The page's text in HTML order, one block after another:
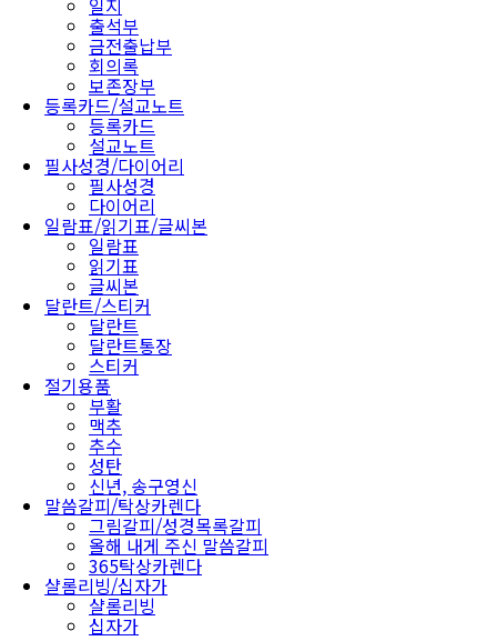
일지
출석부
금전출납부
회의록
보존장부
등록카드/설교노트
등록카드
설교노트
필사성경/다이어리
필사성경
다이어리
일람표/읽기표/글씨본
일람표
읽기표
글씨본
달란트/스티커
달란트
달란트통장
스티커
절기용품
부활
맥추
추수
성탄
신년, 송구영신
말씀갈피/탁상카렌다
그림갈피/성경목록갈피
올해 내게 주신 말씀갈피
365탁상카렌다
샬롬리빙/십자가
샬롬리빙
십자가